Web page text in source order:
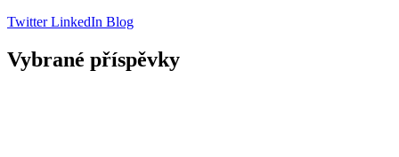
TwitterLinkedIn Blog
Vybrané příspěvky